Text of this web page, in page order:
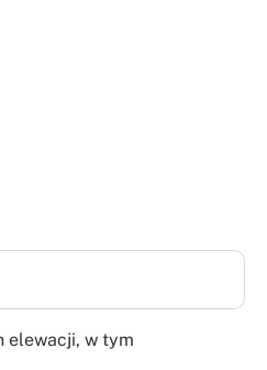
elewacji, w tym